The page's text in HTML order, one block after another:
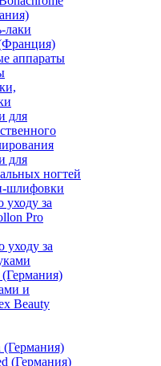
лаки
аппараты
для
для
ногтей
шлифовки
уходу за
Pro
уходу за
и
Beauty
(Германия)
(Германия)